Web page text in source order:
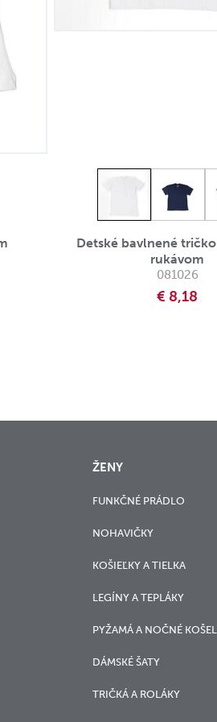
Detské bavlnené
rukávom
081026
€ 8,18
ŽENY
FUNKČNÉ PRÁDLO
NOHAVIČKY
KOŠIEĽKY A TIELKA
LEGÍNY A TEPLÁKY
PYŽAMÁ A NOČNÉ
DÁMSKÉ ŠATY
TRIČKÁ A ROLÁKY